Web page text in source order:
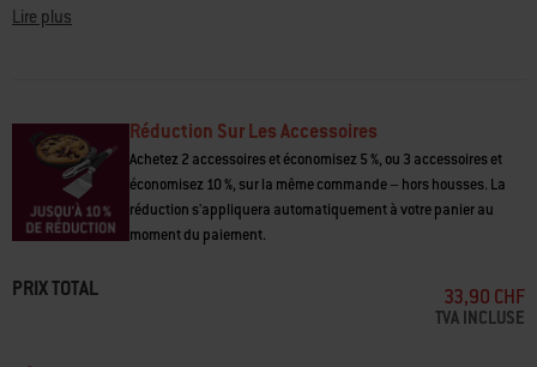
sur
la
• Bord biseauté pour s'insérer facilement sous les aliments dans
travail salis
• Passe au lave-vaisselle
Lire plus
Réduction Sur Les Accessoires
Achetez 2 accessoires et économisez 5 %, ou 3 accessoires et
économisez 10 %, sur la même commande – hors housses. La
réduction s'appliquera automatiquement à votre panier au
moment du paiement.
PRIX TOTAL 33,90 CHF
TVA INCLUSE